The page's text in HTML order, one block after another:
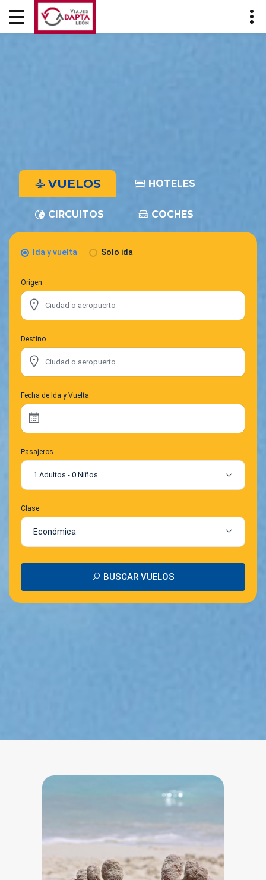
VUELOS HOTELES
CIRCUITOS COCHES
Ida y vuelta Solo ida
Origen
Destino
Fecha de Ida y Vuelta
Pasajeros
1 Adultos - 0 Niños
Clase
Económica
BUSCAR VUELOS